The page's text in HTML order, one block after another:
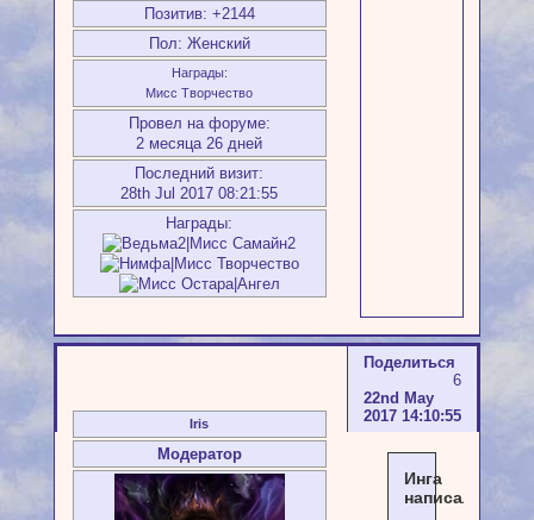
Позитив: +2144
Пол: Женский
Награды:
Мисс Творчество
Провел на форуме:
2 месяца 26 дней
Последний визит:
28th Jul 2017 08:21:55
Награды:
Поделиться
6
22nd May
2017 14:10:55
Iris
Модератор
Инга
написал(а):